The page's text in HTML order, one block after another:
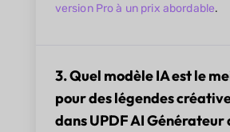
version Pro à un prix abordable.
3. Quel modèle IA est le
pour des légendes
dans UPDF AI Générateur